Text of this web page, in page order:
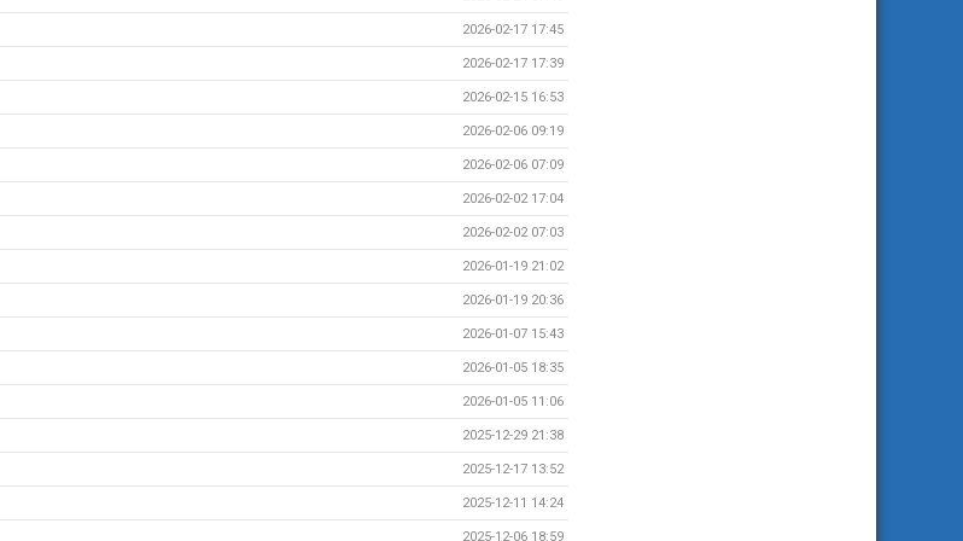
2026-02-17 17:45
2026-02-17 17:39
2026-02-15 16:53
2026-02-06 09:19
2026-02-06 07:09
2026-02-02 17:04
2026-02-02 07:03
2026-01-19 21:02
2026-01-19 20:36
2026-01-07 15:43
2026-01-05 18:35
2026-01-05 11:06
2025-12-29 21:38
2025-12-17 13:52
2025-12-11 14:24
2025-12-06 18:59